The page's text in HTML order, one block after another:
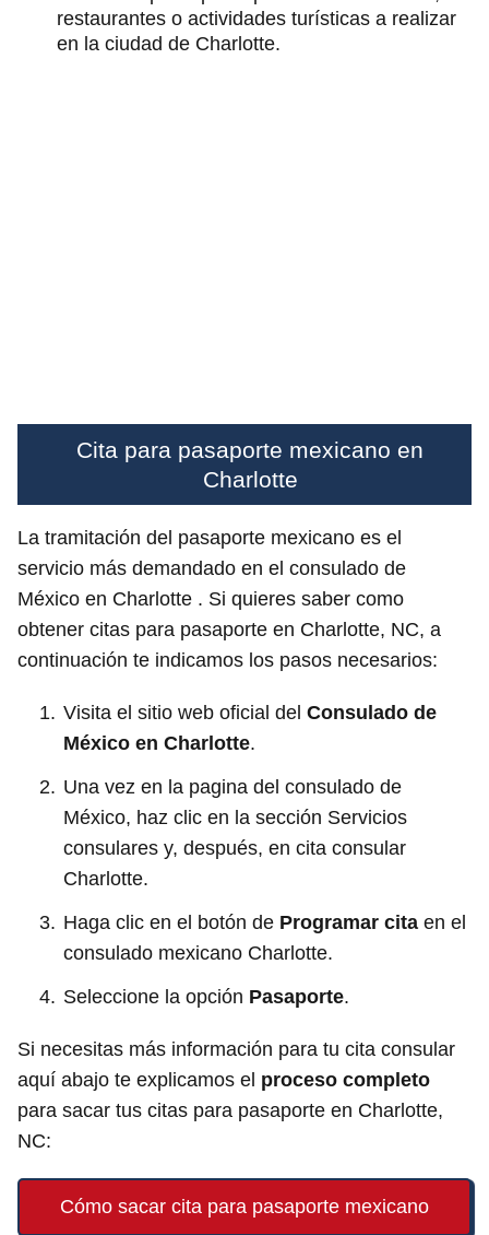
restaurantes o actividades turísticas a realizar
en la ciudad de Charlotte.
Cita para pasaporte mexicano en
Charlotte
La tramitación del pasaporte mexicano es el
servicio más demandado en el consulado de
México en Charlotte . Si quieres saber como
obtener citas para pasaporte en Charlotte, NC, a
continuación te indicamos los pasos necesarios:
Visita el sitio web oficial del Consulado de
México en Charlotte.
Una vez en la pagina del consulado de
México, haz clic en la sección Servicios
consulares y, después, en cita consular
Charlotte.
Haga clic en el botón de Programar cita en el
consulado mexicano Charlotte.
Seleccione la opción Pasaporte.
Si necesitas más información para tu cita consular
aquí abajo te explicamos el proceso completo
para sacar tus citas para pasaporte en Charlotte,
NC:
Cómo sacar cita para pasaporte mexicano